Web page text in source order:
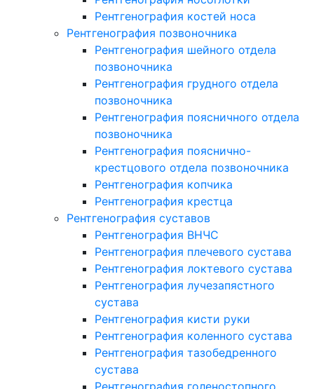
Рентгенография костей носа
Рентгенография позвоночника
Рентгенография шейного отдела
позвоночника
Рентгенография грудного отдела
позвоночника
Рентгенография поясничного отдела
позвоночника
Рентгенография пояснично-
крестцового отдела позвоночника
Рентгенография копчика
Рентгенография крестца
Рентгенография суставов
Рентгенография ВНЧС
Рентгенография плечевого сустава
Рентгенография локтевого сустава
Рентгенография лучезапястного
сустава
Рентгенография кисти руки
Рентгенография коленного сустава
Рентгенография тазобедренного
сустава
Рентгенография голеностопного